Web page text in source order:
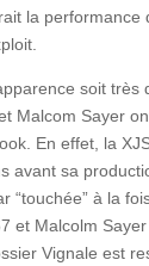
la performance
soit très
Malcom Sayer
En effet, la
avant sa
“touchée” à la
et Malcolm
Vignale est